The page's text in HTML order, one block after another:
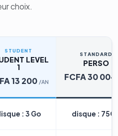
choix.
STUDENT
LEVEL
1
13 200 /AN
STANDARD
PERSO
FCFA 30 004
: 3 Go disque :